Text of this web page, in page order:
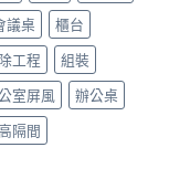
議桌
櫃台
工程
組裝
室屏風
辦公桌
隔間